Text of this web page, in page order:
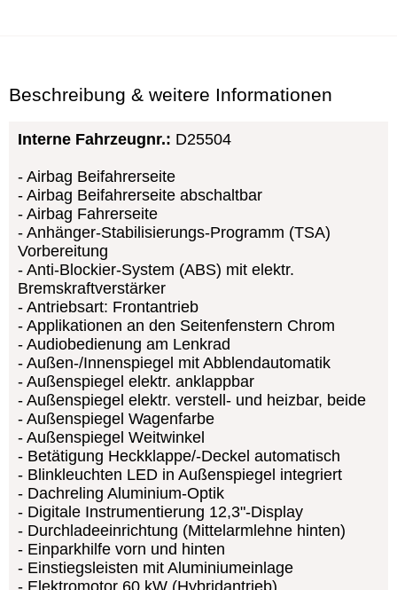
Beschreibung & weitere Informationen
Interne Fahrzeugnr.: D25504
Airbag Beifahrerseite
Airbag Beifahrerseite abschaltbar
Airbag Fahrerseite
Anhänger-Stabilisierungs-Programm (TSA)
Vorbereitung
Anti-Blockier-System (ABS) mit elektr.
Bremskraftverstärker
Antriebsart: Frontantrieb
Applikationen an den Seitenfenstern Chrom
Audiobedienung am Lenkrad
Außen-/Innenspiegel mit Abblendautomatik
Außenspiegel elektr. anklappbar
Außenspiegel elektr. verstell- und heizbar, beide
Außenspiegel Wagenfarbe
Außenspiegel Weitwinkel
Betätigung Heckklappe/-Deckel automatisch
Blinkleuchten LED in Außenspiegel integriert
Dachreling Aluminium-Optik
Digitale Instrumentierung 12,3"-Display
Durchladeeinrichtung (Mittelarmlehne hinten)
Einparkhilfe vorn und hinten
Einstiegsleisten mit Aluminiumeinlage